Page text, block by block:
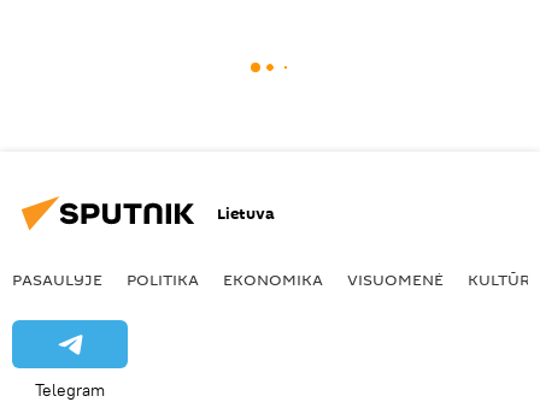
Lietuva
PASAULYJE POLITIKA EKONOMIKA VISUOMENĖ KULTŪRA
Telegram